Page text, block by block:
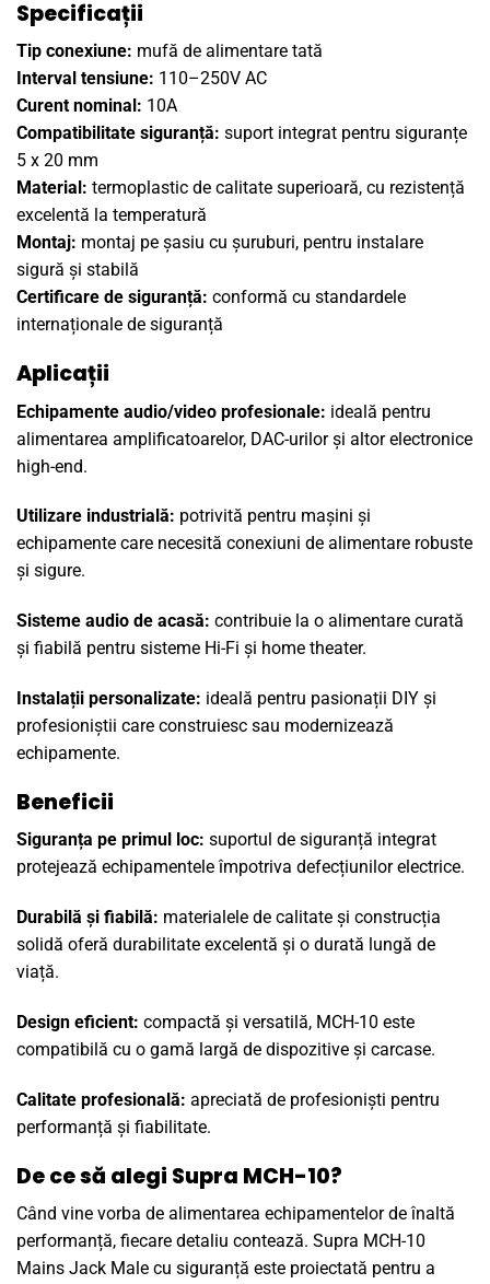
Specificații
Tip conexiune: mufă de alimentare tată
Interval tensiune: 110–250V AC
Curent nominal: 10A
Compatibilitate siguranță: suport integrat pentru siguranțe
5 x 20 mm
Material: termoplastic de calitate superioară, cu rezistență
excelentă la temperatură
Montaj: montaj pe șasiu cu șuruburi, pentru instalare
sigură și stabilă
Certificare de siguranță: conformă cu standardele
internaționale de siguranță
Aplicații
Echipamente audio/video profesionale: ideală pentru
alimentarea amplificatoarelor, DAC-urilor și altor electronice
high-end.
Utilizare industrială: potrivită pentru mașini și
echipamente care necesită conexiuni de alimentare robuste
și sigure.
Sisteme audio de acasă: contribuie la o alimentare curată
și fiabilă pentru sisteme Hi-Fi și home theater.
Instalații personalizate: ideală pentru pasionații DIY și
profesioniștii care construiesc sau modernizează
echipamente.
Beneficii
Siguranța pe primul loc: suportul de siguranță integrat
protejează echipamentele împotriva defecțiunilor electrice.
Durabilă și fiabilă: materialele de calitate și construcția
solidă oferă durabilitate excelentă și o durată lungă de
viață.
Design eficient: compactă și versatilă, MCH-10 este
compatibilă cu o gamă largă de dispozitive și carcase.
Calitate profesională: apreciată de profesioniști pentru
performanță și fiabilitate.
De ce să alegi Supra MCH-10?
Când vine vorba de alimentarea echipamentelor de înaltă
performanță, fiecare detaliu contează. Supra MCH-10
Mains Jack Male cu siguranță este proiectată pentru a